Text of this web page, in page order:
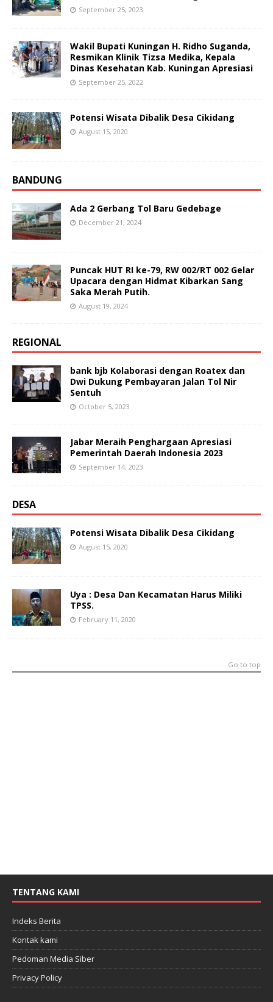
September 25, 2023
Wakil Bupati Kuningan H. Ridho Suganda,
Resmikan Klinik Tizsa Medika, Kepala
Dinas Kesehatan Kab. Kuningan Apresiasi
September 25, 2022
Potensi Wisata Dibalik Desa Cikidang
August 15, 2020
BANDUNG
Ada 2 Gerbang Tol Baru Gedebage
December 21, 2024
Puncak HUT RI ke-79, RW 002/RT 002 Gelar
Upacara dengan Hidmat Kibarkan Sang
Saka Merah Putih.
August 19, 2024
REGIONAL
bank bjb Kolaborasi dengan Roatex dan
Dwi Dukung Pembayaran Jalan Tol Nir
Sentuh
October 5, 2023
Jabar Meraih Penghargaan Apresiasi
Pemerintah Daerah Indonesia 2023
September 14, 2023
DESA
Potensi Wisata Dibalik Desa Cikidang
August 15, 2020
Uya : Desa Dan Kecamatan Harus Miliki
TPSS.
February 11, 2020
Go to top
TENTANG KAMI
Indeks Berita
Kontak kami
Pedoman Media Siber
Privacy Policy